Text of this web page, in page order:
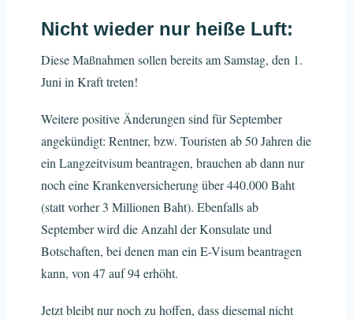
Nicht wieder nur heiße Luft:
Diese Maßnahmen sollen bereits am Samstag, den 1.
Juni in Kraft treten!
Weitere positive Änderungen sind für September
angekündigt: Rentner, bzw. Touristen ab 50 Jahren die
ein Langzeitvisum beantragen, brauchen ab dann nur
noch eine Krankenversicherung über 440.000 Baht
(statt vorher 3 Millionen Baht). Ebenfalls ab
September wird die Anzahl der Konsulate und
Botschaften, bei denen man ein E-Visum beantragen
kann, von 47 auf 94 erhöht.
Jetzt bleibt nur noch zu hoffen, dass diesemal nicht